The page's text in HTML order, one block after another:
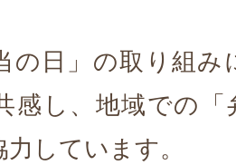
の日」の取り組み
感し、地域での「
しています。